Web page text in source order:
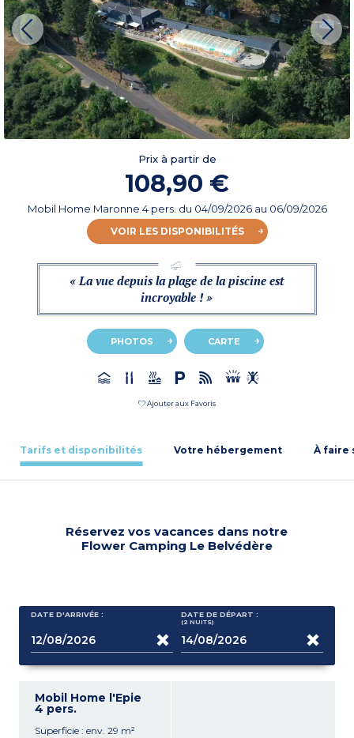
Prix à partir de
108,90 €
Mobil Home Maronne 4 pers. du 04/09/2026au 06/09/2026
VOIR LES DISPONIBILITÉS
« La vue depuis la plage de la piscine est
incroyable ! »
PHOTOS CARTE
Ajouter aux Favoris
Tarifs et disponibilités Votre hébergement À faire
Réservez vos vacances dans notre
Flower Camping Le Belvédère
DATE D'ARRIVÉE : DATE DE DÉPART :
(2 NUITS)
Mobil Home l'Epie
4 pers.
Superficie : env. 29 m²